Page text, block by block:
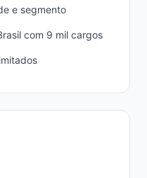
e segmento
com 9 mil cargos